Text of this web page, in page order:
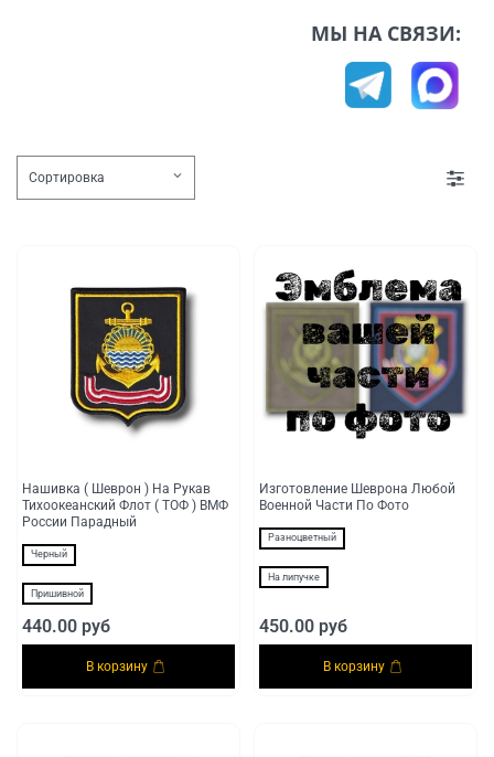
МЫ НА СВЯЗИ:
Нашивка ( Шеврон ) На Рукав
Тихоокеанский Флот ( ТОФ ) ВМФ
России Парадный
Черный
Пришивной
440.00 руб
В корзину
Изготовление Шеврона Любой
Военной Части По Фото
Разноцветный
На липучке
450.00 руб
В корзину